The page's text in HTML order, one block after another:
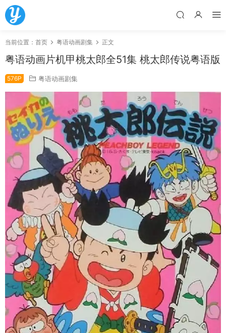
当前位置： 首页 粤语动画剧集 正文
粤语动画片机甲桃太郎全51集 桃太郎传说粤语版
576P 粤语动画剧集